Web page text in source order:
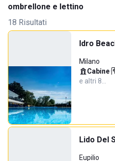
ombrellone e lettino
18 Risultati
Idro
Milano
Cabine·
e altri 8…
Lido Del
Eupilio